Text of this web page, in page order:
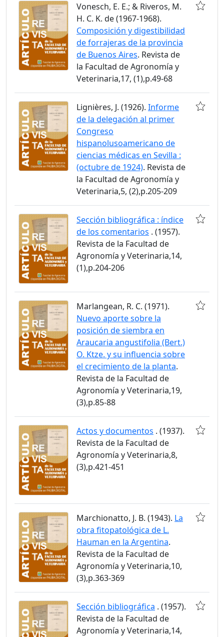
Vonesch, E. E.; & Riveros, M.
H. C. K. de (1967-1968).
Composición y digestibilidad
de forrajeras de la provincia
de Buenos Aires. Revista de
la Facultad de Agronomía y
Veterinaria,17, (1),p.49-68
Lignières, J. (1926). Informe
de la delegación al primer
Congreso
hispanolusoamericano de
ciencias médicas en Sevilla :
(octubre de 1924). Revista de
la Facultad de Agronomía y
Veterinaria,5, (2),p.205-209
Sección bibliográfica : índice
de los comentarios . (1957).
Revista de la Facultad de
Agronomía y Veterinaria,14,
(1),p.204-206
Marlangean, R. C. (1971).
Nuevo aporte sobre la
posición de siembra en
Araucaria angustifolia (Bert.)
O. Ktze. y su influencia sobre
el crecimiento de la planta.
Revista de la Facultad de
Agronomía y Veterinaria,19,
(3),p.85-88
Actos y documentos . (1937).
Revista de la Facultad de
Agronomía y Veterinaria,8,
(3),p.421-451
Marchionatto, J. B. (1943). La
obra fitopatológica de L.
Hauman en la Argentina.
Revista de la Facultad de
Agronomía y Veterinaria,10,
(3),p.363-369
Sección bibliográfica . (1957).
Revista de la Facultad de
Agronomía y Veterinaria,14,